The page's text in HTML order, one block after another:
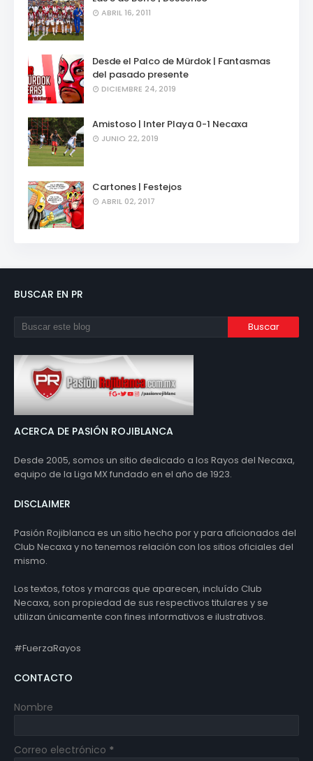
ABRIL 16, 2011
Desde el Palco de Mürdok | Fantasmas
del pasado presente
DICIEMBRE 24, 2019
Amistoso | Inter Playa 0-1 Necaxa
JUNIO 22, 2019
Cartones | Festejos
ABRIL 02, 2017
BUSCAR EN PR
ACERCA DE PASIÓN ROJIBLANCA
Desde 2005, somos un sitio dedicado a los Rayos del Necaxa,
equipo de la Liga MX fundado en el año de 1923.
DISCLAIMER
Pasión Rojiblanca es un sitio hecho por y para aficionados del
Club Necaxa y no tenemos relación con los sitios oficiales del
mismo.
Los textos, fotos y marcas que aparecen, incluído Club
Necaxa, son propiedad de sus respectivos titulares y se
utilizan únicamente con fines informativos e ilustrativos.
#FuerzaRayos
CONTACTO
Nombre
Correo electrónico *